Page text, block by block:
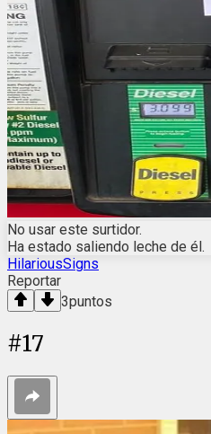
No usar este surtidor.
Ha estado saliendo leche de él.
HilariousSigns
Reportar
3puntos
#17